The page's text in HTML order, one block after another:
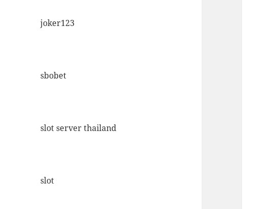
joker123
sbobet
slot server thailand
slot